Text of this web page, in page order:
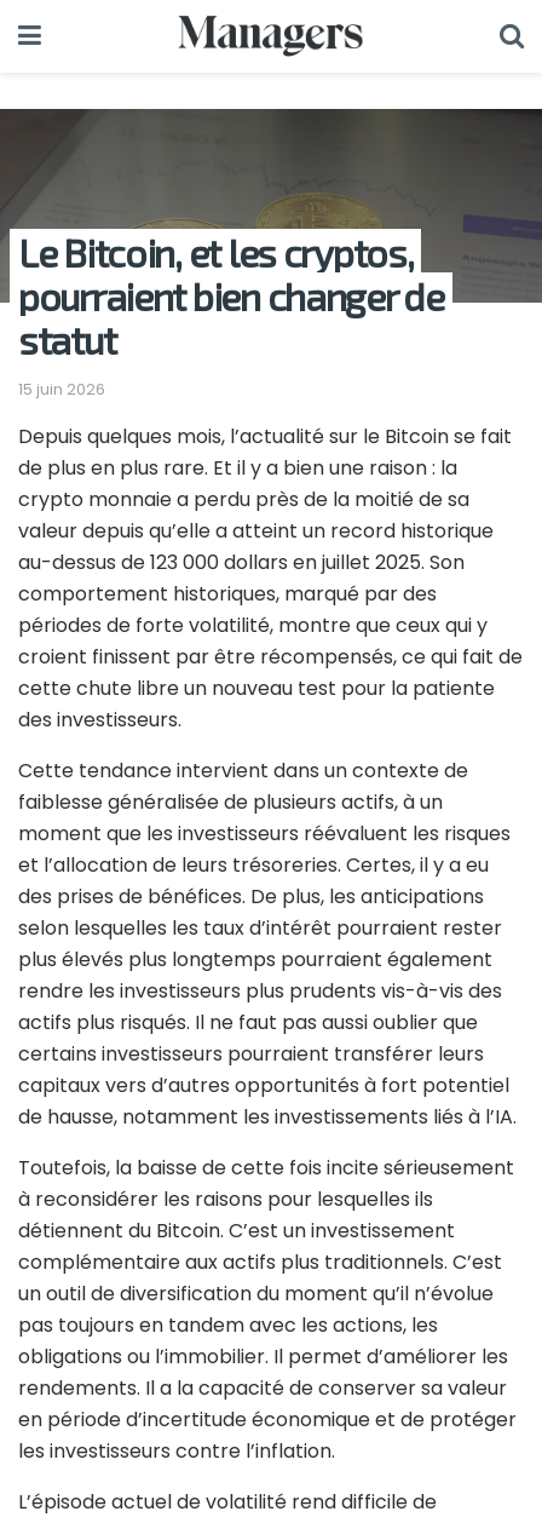
Le Bitcoin, et les cryptos,
pourraient bien changer de
statut
15 juin 2026
Depuis quelques mois, l’actualité sur le Bitcoin se fait
de plus en plus rare. Et il y a bien une raison : la
crypto monnaie a perdu près de la moitié de sa
valeur depuis qu’elle a atteint un record historique
au-dessus de 123 000 dollars en juillet 2025. Son
comportement historiques, marqué par des
périodes de forte volatilité, montre que ceux qui y
croient finissent par être récompensés, ce qui fait de
cette chute libre un nouveau test pour la patiente
des investisseurs.
Cette tendance intervient dans un contexte de
faiblesse généralisée de plusieurs actifs, à un
moment que les investisseurs réévaluent les risques
et l’allocation de leurs trésoreries. Certes, il y a eu
des prises de bénéfices. De plus, les anticipations
selon lesquelles les taux d’intérêt pourraient rester
plus élevés plus longtemps pourraient également
rendre les investisseurs plus prudents vis-à-vis des
actifs plus risqués. Il ne faut pas aussi oublier que
certains investisseurs pourraient transférer leurs
capitaux vers d’autres opportunités à fort potentiel
de hausse, notamment les investissements liés à l’IA.
Toutefois, la baisse de cette fois incite sérieusement
à reconsidérer les raisons pour lesquelles ils
détiennent du Bitcoin. C’est un investissement
complémentaire aux actifs plus traditionnels. C’est
un outil de diversification du moment qu’il n’évolue
pas toujours en tandem avec les actions, les
obligations ou l’immobilier. Il permet d’améliorer les
rendements. Il a la capacité de conserver sa valeur
en période d’incertitude économique et de protéger
les investisseurs contre l’inflation.
L’épisode actuel de volatilité rend difficile de